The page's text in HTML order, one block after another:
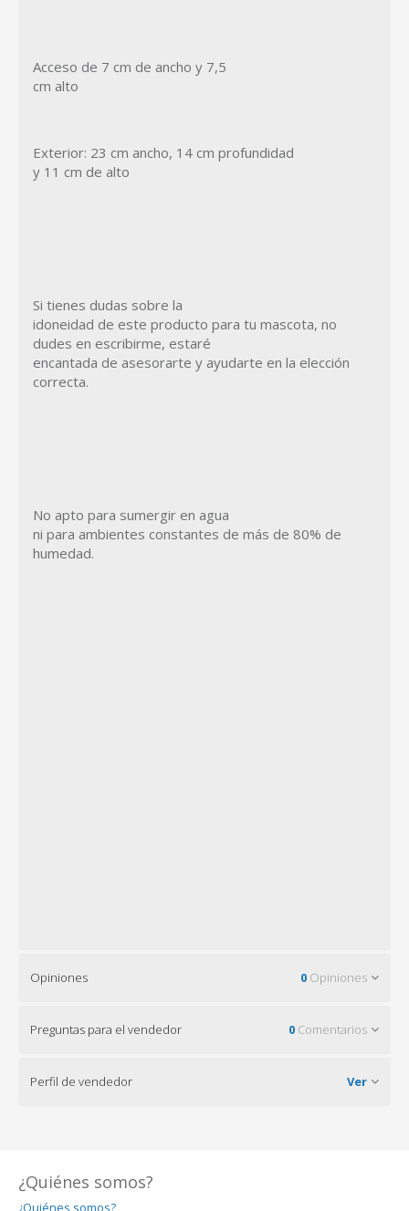
Acceso de 7 cm de ancho y 7,5
cm alto
Exterior: 23 cm ancho, 14 cm profundidad
y 11 cm de alto
Si tienes dudas sobre la
idoneidad de este producto para tu mascota, no
dudes en escribirme, estaré
encantada de asesorarte y ayudarte en la elección
correcta.
No apto para sumergir en agua
ni para ambientes constantes de más de 80% de
humedad.
Opiniones 0 Opiniones
Preguntas para el vendedor 0 Comentarios
Perfil de vendedor Ver
¿Quiénes somos?
¿Quiénes somos?